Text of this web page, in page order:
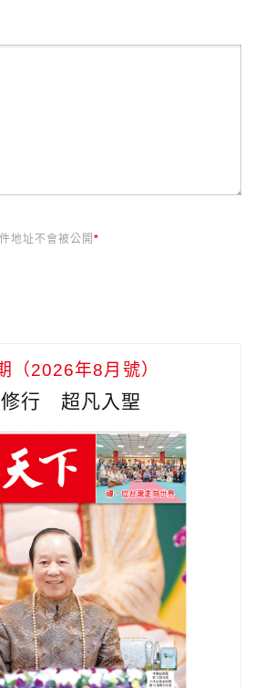
地址不會被公開*
（2026年8月號）
修行 超凡入聖